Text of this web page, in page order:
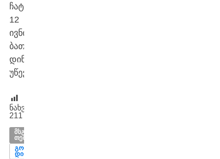
ჩატარება
12
ივნისს,
ბათუმში,
დინამოსთან
უწევს.
ნახვები:
211
ᲛᲡᲒᲐᲕᲡᲘ
ᲗᲔᲛᲔᲑᲘ
ᲒᲝᲠᲘᲡ
ᲓᲘᲚᲐ